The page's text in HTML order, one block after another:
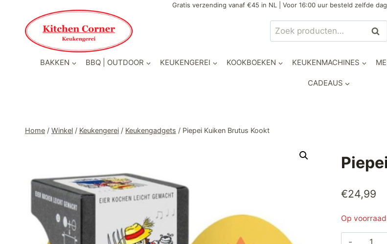
inhoud
Gratis verzending vanaf €45 in NL | Voor 16:00 uur besteld zelfde
Zoeken
naar:
BAKKEN BBQ | OUTDOOR KEUKENGEREI KOOKBOEKEN KEUKENMACHINES
CADEAUS
Home / Winkel / Keukengerei / Keukengadgets / Piepei Kuiken Brutus Kookt
€24,99
Op voorraad
Piepei